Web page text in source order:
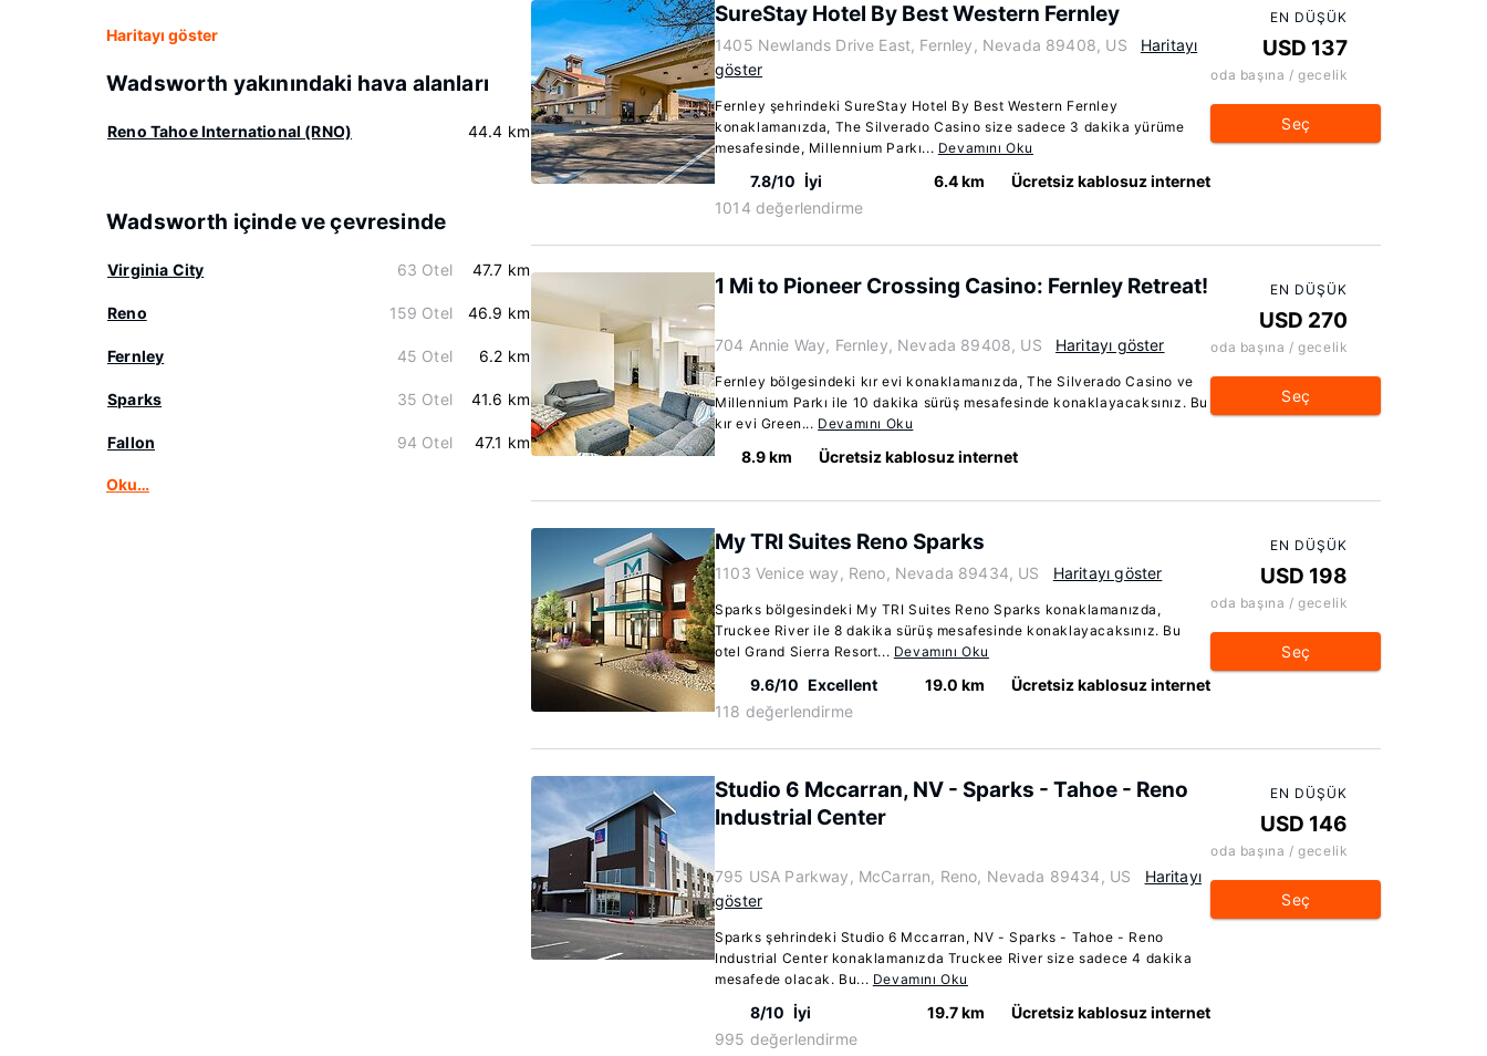
Haritayı göster
Wadsworth yakınındaki hava alanları
Reno Tahoe International (RNO) 44.4 km
Wadsworth içinde ve çevresinde
Virginia City 63 Otel 47.7 km
Reno 159 Otel 46.9 km
Fernley 45 Otel 6.2 km
Sparks 35 Otel 41.6 km
Fallon 94 Otel 47.1 km
Oku…
SureStay Hotel By Best Western Fernley
1405 Newlands Drive East, Fernley, Nevada 89408, US
Haritayı
göster
Fernley şehrindeki SureStay Hotel By Best Western Fernley
konaklamanızda, The Silverado Casino size sadece 3 dakika yürüme
mesafesinde, Millennium Parkı... Devamını Oku
7.8/10 İyi
1014 değerlendirme
6.4 km Ücretsiz kablosuz internet
EN DÜŞÜK
USD 137
oda başına / gecelik
Seç
1 Mi to Pioneer Crossing Casino: Fernley Retreat!
704 Annie Way, Fernley, Nevada 89408, US Haritayı göster
Fernley bölgesindeki kır evi konaklamanızda, The Silverado Casino ve
Millennium Parkı ile 10 dakika sürüş mesafesinde konaklayacaksınız. Bu
kır evi Green... Devamını Oku
8.9 km Ücretsiz kablosuz internet
EN DÜŞÜK
USD 270
oda başına / gecelik
Seç
My TRI Suites Reno Sparks
1103 Venice way, Reno, Nevada 89434, US Haritayı göster
Sparks bölgesindeki My TRI Suites Reno Sparks konaklamanızda,
Truckee River ile 8 dakika sürüş mesafesinde konaklayacaksınız. Bu
otel Grand Sierra Resort... Devamını Oku
9.6/10 Excellent
118 değerlendirme
19.0 km Ücretsiz kablosuz internet
EN DÜŞÜK
USD 198
oda başına / gecelik
Seç
Studio 6 Mccarran, NV - Sparks - Tahoe - Reno
Industrial Center
795 USA Parkway, McCarran, Reno, Nevada 89434, US
Haritayı
göster
Sparks şehrindeki Studio 6 Mccarran, NV - Sparks - Tahoe - Reno
Industrial Center konaklamanızda Truckee River size sadece 4 dakika
mesafede olacak. Bu... Devamını Oku
8/10 İyi
995 değerlendirme
19.7 km Ücretsiz kablosuz internet
EN DÜŞÜK
USD 146
oda başına / gecelik
Seç